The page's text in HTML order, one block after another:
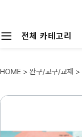
전체 카테고리
HOME > 완구/교구/교재 >